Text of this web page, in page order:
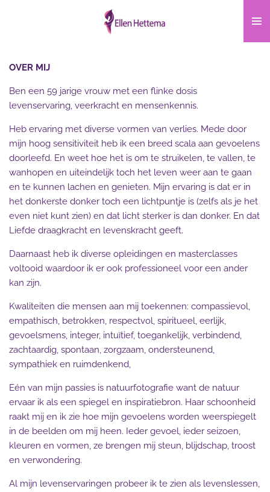
hoofdinhoud
OVER MIJ
Ben een 59 jarige vrouw met een flinke dosis
levenservaring, veerkracht en mensenkennis.
Heb ervaring met diverse vormen van verlies. Mede door
mijn hoog sensitiviteit heb ik een breed scala aan gevoelens
doorleefd. En weet hoe het is om te struikelen, te vallen, te
wanhopen en uiteindelijk toch het leven weer aan te gaan
en te kunnen lachen en genieten. Mijn ervaring is dat er in
het donkerste donker toch een lichtpuntje is (zelfs als je het
even niet kunt zien) en dat licht sterker is dan donker. En dat
Liefde draagkracht en levenskracht geeft.
Daarnaast heb ik diverse opleidingen en masterclasses
voltooid waardoor ik er ook professioneel voor een ander
kan zijn.
Kwaliteiten die mensen aan mij toekennen: compassievol,
empathisch, betrokken, respectvol, spiritueel, eerlijk,
gevoelsmens, integer, intuïtief, toegankelijk, verbindend,
zachtaardig, spontaan, zorgzaam, ondersteunend,
sympathiek en ruimdenkend,
Eén van mijn passies is natuurfotografie want de natuur
ervaar ik als een spiegel en inspiratiebron. Haar schoonheid
raakt mij en ik zie hoe mijn gevoelens worden weerspiegelt
in de beelden om mij heen. Ieder gevoel, ieder seizoen,
kleuren en vormen, ze brengen mij steun, blijdschap, troost
en verwondering.
Al mijn levenservaringen probeer ik te zien als levenslessen,